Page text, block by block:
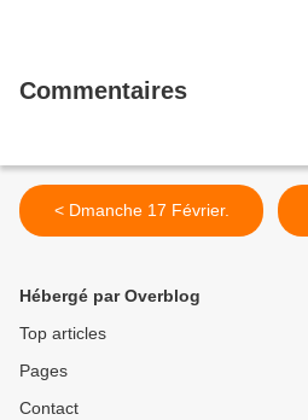
Commentaires
< Dmanche 17 Février.
Hébergé par Overblog
Top articles
Pages
Contact